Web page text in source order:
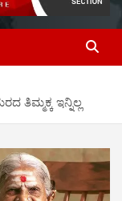
ತಿಮ್ಮಕ್ಕ ಇನ್ನಿಲ್ಲ